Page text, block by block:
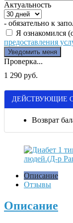
Актуальность
- обязательно к
Я ознакомился
предоставления
Проверка...
1 290 руб.
ДЕЙСТВУЮЩИЕ
Возврат
Описание
Отзывы
Описание